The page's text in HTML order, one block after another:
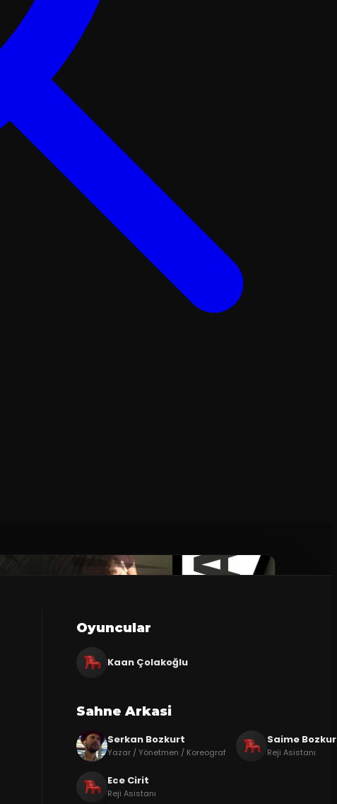
Oyuncular
Kaan Çolakoğlu
Sahne Arkasi
Serkan Bozkurt
Yazar / Yönetmen / Koreograf
Saime
Reji Asistanı
Ece Cirit
Reji Asistanı